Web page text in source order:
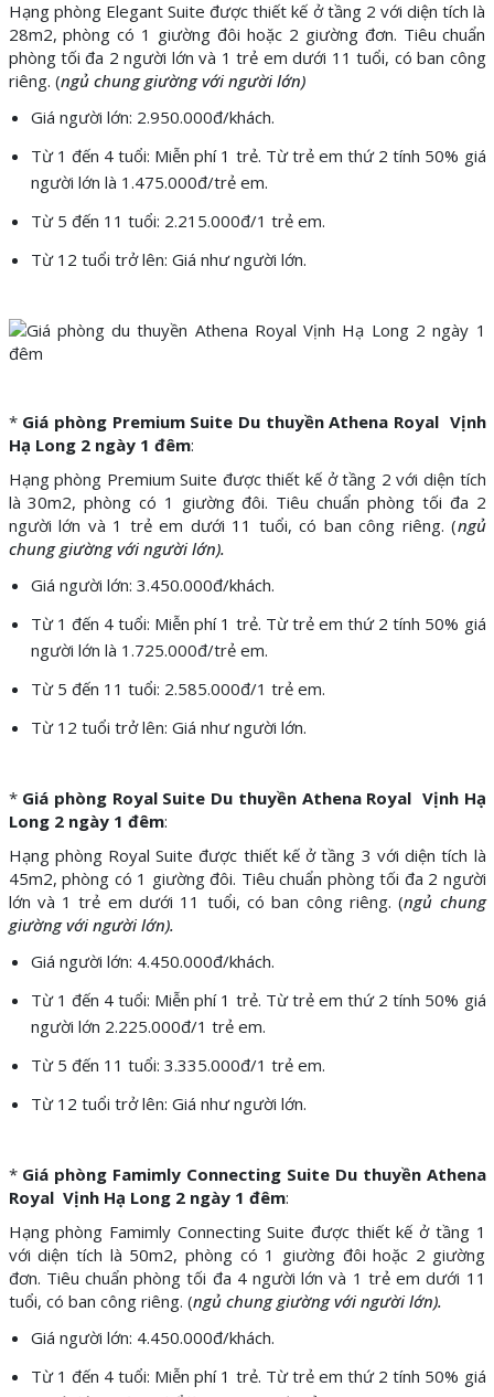
Hạng phòng Elegant Suite được thiết kế ở tầng 2 với diện tích là
28m2, phòng có 1 giường đôi hoặc 2 giường đơn. Tiêu chuẩn
phòng tối đa 2 người lớn và 1 trẻ em dưới 11 tuổi, có ban công
riêng. (ngủ chung giường với người lớn)
Giá người lớn: 2.950.000đ/khách.
Từ 1 đến 4 tuổi: Miễn phí 1 trẻ. Từ trẻ em thứ 2 tính 50% giá
người lớn là 1.475.000đ/trẻ em.
Từ 5 đến 11 tuổi: 2.215.000đ/1 trẻ em.
Từ 12 tuổi trở lên: Giá như người lớn.
* Giá phòng Premium Suite Du thuyền Athena Royal Vịnh
Hạ Long 2 ngày 1 đêm:
Hạng phòng Premium Suite được thiết kế ở tầng 2 với diện tích
là 30m2, phòng có 1 giường đôi. Tiêu chuẩn phòng tối đa 2
người lớn và 1 trẻ em dưới 11 tuổi, có ban công riêng. (ngủ
chung giường với người lớn).
Giá người lớn: 3.450.000đ/khách.
Từ 1 đến 4 tuổi: Miễn phí 1 trẻ. Từ trẻ em thứ 2 tính 50% giá
người lớn là 1.725.000đ/trẻ em.
Từ 5 đến 11 tuổi: 2.585.000đ/1 trẻ em.
Từ 12 tuổi trở lên: Giá như người lớn.
* Giá phòng Royal Suite Du thuyền Athena Royal Vịnh Hạ
Long 2 ngày 1 đêm:
Hạng phòng Royal Suite được thiết kế ở tầng 3 với diện tích là
45m2, phòng có 1 giường đôi. Tiêu chuẩn phòng tối đa 2 người
lớn và 1 trẻ em dưới 11 tuổi, có ban công riêng. (ngủ chung
giường với người lớn).
Giá người lớn: 4.450.000đ/khách.
Từ 1 đến 4 tuổi: Miễn phí 1 trẻ. Từ trẻ em thứ 2 tính 50% giá
người lớn 2.225.000đ/1 trẻ em.
Từ 5 đến 11 tuổi: 3.335.000đ/1 trẻ em.
Từ 12 tuổi trở lên: Giá như người lớn.
* Giá phòng Famimly Connecting Suite Du thuyền Athena
Royal Vịnh Hạ Long 2 ngày 1 đêm:
Hạng phòng Famimly Connecting Suite được thiết kế ở tầng 1
với diện tích là 50m2, phòng có 1 giường đôi hoặc 2 giường
đơn. Tiêu chuẩn phòng tối đa 4 người lớn và 1 trẻ em dưới 11
tuổi, có ban công riêng. (ngủ chung giường với người lớn).
Giá người lớn: 4.450.000đ/khách.
Từ 1 đến 4 tuổi: Miễn phí 1 trẻ. Từ trẻ em thứ 2 tính 50% giá